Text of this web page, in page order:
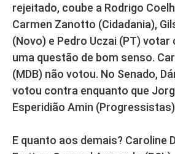
rejeitado, coube a Rodrigo
Carmen Zanotto (Cidadania),
(Novo) e Pedro Uczai (PT) votar
uma questão de bom senso.
(MDB) não votou. No Senado,
votou contra enquanto que
Esperidião Amin
E quanto aos demais? Caroline